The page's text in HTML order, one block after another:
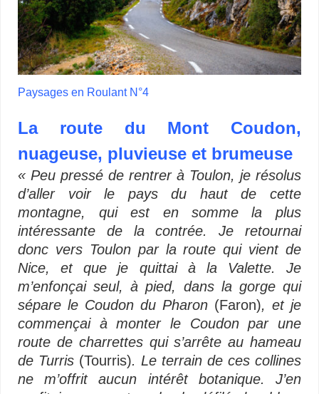
Paysages en Roulant N°4
La route du Mont Coudon,
nuageuse, pluvieuse et brumeuse
« Peu pressé de rentrer à Toulon, je résolus
d’aller voir le pays du haut de cette
montagne, qui est en somme la plus
intéressante de la contrée. Je retournai
donc vers Toulon par la route qui vient de
Nice, et que je quittai à la Valette. Je
m’enfonçai seul, à pied, dans la gorge qui
sépare le Coudon du Pharon(Faron), et je
commençai à monter le Coudon par une
route de charrettes qui s’arrête au hameau
de Turris (Tourris). Le terrain de ces collines
ne m’offrit aucun intérêt botanique. J’en